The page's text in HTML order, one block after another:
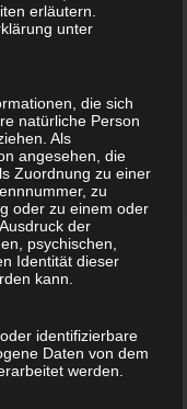
erläutern.
unter
die sich
natürliche Person
Als
angesehen, die
Zuordnung zu einer
zu
oder zu einem oder
der
psychischen,
Identität dieser
kann.
identifizierbare
Daten von dem
werden.